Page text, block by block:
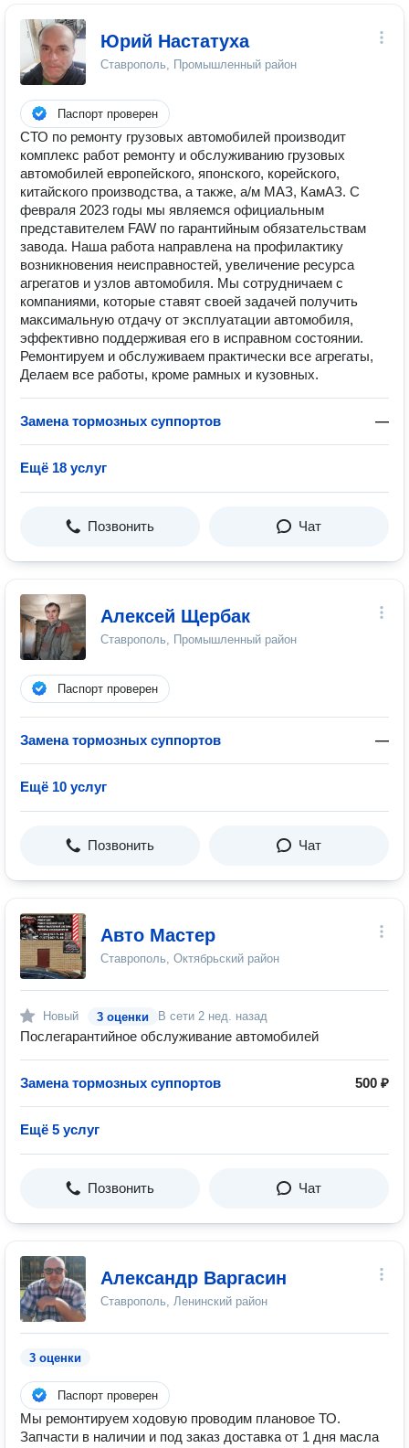
Юрий Настатуха
Ставрополь, Промышленный район
Паспорт проверен
СТО по ремонту грузовых автомобилей производит
комплекс работ ремонту и обслуживанию грузовых
автомобилей европейского, японского, корейского,
китайского производства, а также, а/м МАЗ, КамАЗ. С
февраля 2023 годы мы являемся официальным
представителем FAW по гарантийным обязательствам
завода. Наша работа направлена на профилактику
возникновения неисправностей, увеличение ресурса
агрегатов и узлов автомобиля. Мы сотрудничаем с
компаниями, которые ставят своей задачей получить
максимальную отдачу от эксплуатации автомобиля,
эффективно поддерживая его в исправном состоянии.
Ремонтируем и обслуживаем практически все агрегаты,
Делаем все работы, кроме рамных и кузовных.
Замена тормозных суппортов —
Ещё 18 услуг
Позвонить Чат
Алексей Щербак
Ставрополь, Промышленный район
Паспорт проверен
Замена тормозных суппортов —
Ещё 10 услуг
Позвонить Чат
Авто Мастер
Ставрополь, Октябрьский район
Новый 3 оценки В сети 2 нед. назад
Послегарантийное обслуживание автомобилей
Замена тормозных суппортов 500 ₽
Ещё 5 услуг
Позвонить Чат
Александр Варгасин
Ставрополь, Ленинский район
3 оценки
Паспорт проверен
Мы ремонтируем ходовую проводим плановое ТО.
Запчасти в наличии и под заказ доставка от 1 дня масла